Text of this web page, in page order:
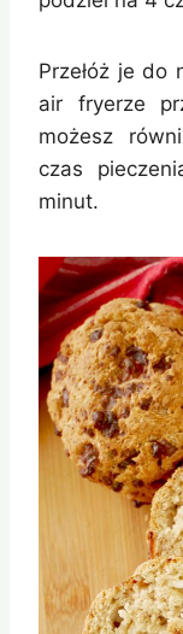
Przełóż je do
air fryerze
możesz
czas
minut.